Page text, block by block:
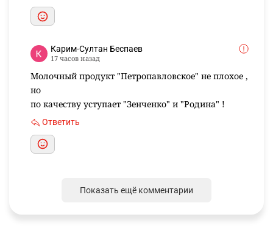
Карим-Султан Беспаев
17 часов назад
Молочный продукт "Петропавловское" не плохое ,
но
по качеству уступает "Зенченко" и "Родина" !
Ответить
Показать ещё комментарии